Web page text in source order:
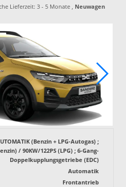
Lieferzeit: 3 - 5 Monate , Neuwagen
(Benzin + LPG-Autogas) ;
/ 90KW/122PS (LPG) ; 6-Gang-
Doppelkupplungsgetriebe (EDC)
Automatik
Frontantrieb